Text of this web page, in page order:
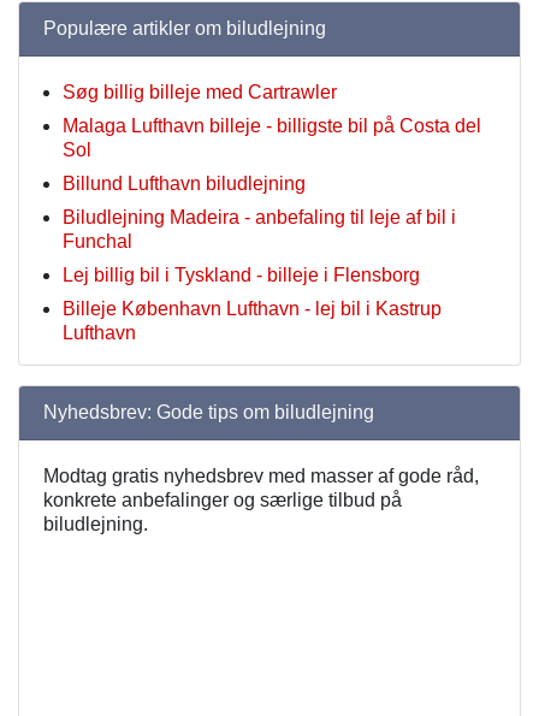
Populære artikler om biludlejning
Søg billig billeje med Cartrawler
Malaga Lufthavn billeje - billigste bil på Costa del
Sol
Billund Lufthavn biludlejning
Biludlejning Madeira - anbefaling til leje af bil i
Funchal
Lej billig bil i Tyskland - billeje i Flensborg
Billeje København Lufthavn - lej bil i Kastrup
Lufthavn
Nyhedsbrev: Gode tips om biludlejning
Modtag gratis nyhedsbrev med masser af gode råd,
konkrete anbefalinger og særlige tilbud på
biludlejning.